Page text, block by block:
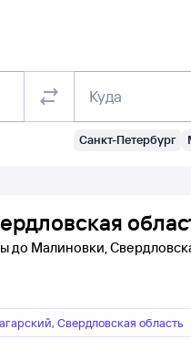
Куда
Санкт-Петербург
до Малиновки,
Свердловская область